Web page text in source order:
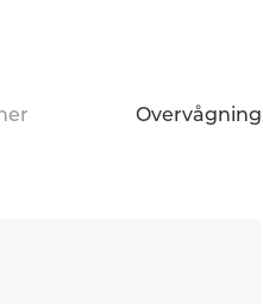
Overvågning